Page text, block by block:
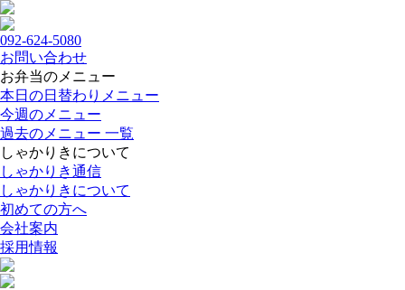
092-624-5080
お問い合わせ
お弁当のメニュー
本日の日替わりメニュー
今週のメニュー
過去のメニュー 一覧
しゃかりきについて
しゃかりき通信
しゃかりきについて
初めての方へ
会社案内
採用情報